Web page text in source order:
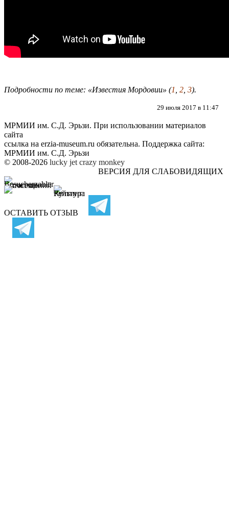
Подробности по теме: «Известия Мордовии» (1 2 3).
29 июля 2017 в 11:47
МРМИИ им. С.Д. Эрьзи. При использовании материалов
сайта
ссылка на erzia-museum.ru обязательна. Поддержка сайта:
МРМИИ им. С.Д. Эрьзи
© 2008-2026 lucky jet crazy monkey
ВЕРСИЯ ДЛЯ СЛАБОВИДЯЩИХ
ОСТАВИТЬ ОТЗЫВ